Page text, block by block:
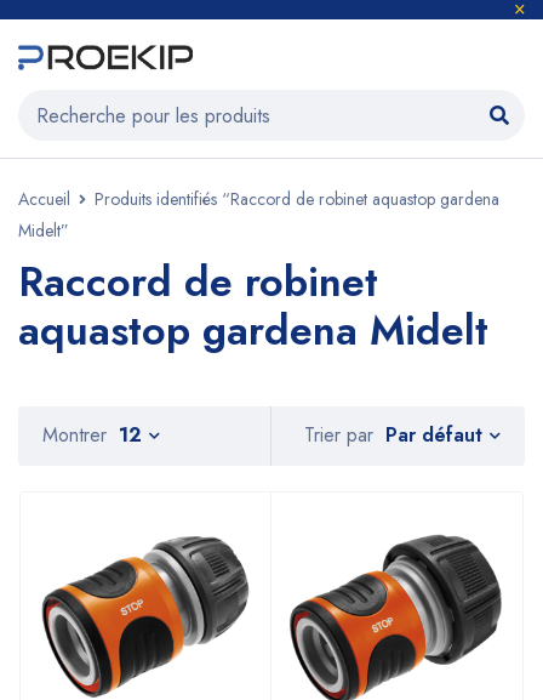
Accueil
Produits identifiés “Raccord de robinet aquastop gardena
Midelt”
Raccord de robinet
aquastop gardena Midelt
Trier par Par défaut
Montrer 12